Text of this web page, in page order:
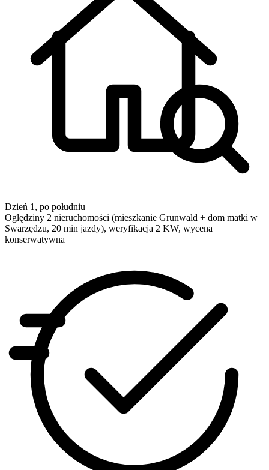
Dzień 1, po południu
Oględziny 2 nieruchomości (mieszkanie Grunwald + dom matki w
Swarzędzu, 20 min jazdy), weryfikacja 2 KW, wycena
konserwatywna